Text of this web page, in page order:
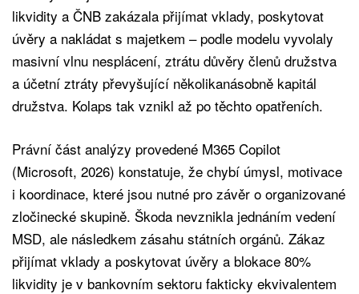
likvidity a ČNB zakázala přijímat vklady, poskytovat
úvěry a nakládat s majetkem – podle modelu vyvolaly
masivní vlnu nesplácení, ztrátu důvěry členů družstva
a účetní ztráty převyšující několikanásobně kapitál
družstva. Kolaps tak vznikl až po těchto opatřeních.
Právní část analýzy provedené M365 Copilot
(Microsoft, 2026) konstatuje, že chybí úmysl, motivace
i koordinace, které jsou nutné pro závěr o organizované
zločinecké skupině. Škoda nevznikla jednáním vedení
MSD, ale následkem zásahu státních orgánů. Zákaz
přijímat vklady a poskytovat úvěry a blokace 80%
likvidity je v bankovním sektoru fakticky ekvivalentem